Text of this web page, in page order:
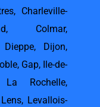
, Charleville-
, Colmar,
Dieppe, Dijon,
, Gap,
Ile-de-
La Rochelle,
Lens, Levallois-